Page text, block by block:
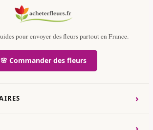
pour envoyer des fleurs partout en France.
🌸 Commander des fleurs
›